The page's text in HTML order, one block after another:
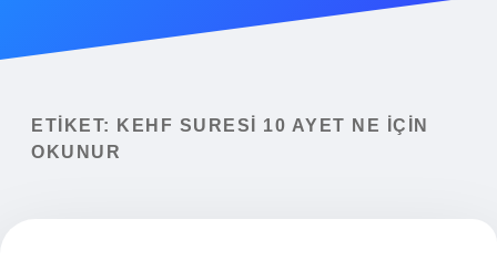
Yasal Uyarı
ETIKET:
KEHF SURESI 10 AYET NE IÇIN
OKUNUR